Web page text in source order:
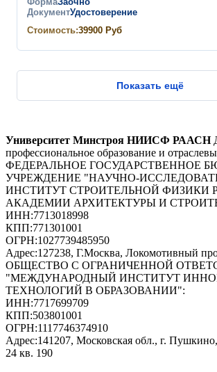
ФормаЗаочно
ДокументУдостоверение
Стоимость:39900 Руб
Показать ещё
Университет Минстроя НИИСФ РААСН
профессиональное образование и
ФЕДЕРАЛЬНОЕ ГОСУДАРСТВЕННОЕ
УЧРЕЖДЕНИЕ "НАУЧНО-
ИНСТИТУТ СТРОИТЕЛЬНОЙ ФИЗИКИ
АКАДЕМИИ АРХИТЕКТУРЫ И
ИНН:7713018998
КПП:771301001
ОГРН:1027739485950
Адрес:127238, Г.Москва, Локомотивный
ОБЩЕСТВО С ОГРАНИЧЕННОЙ
"МЕЖДУНАРОДНЫЙ ИНСТИТУТ
ТЕХНОЛОГИЙ В ОБРАЗОВАНИИ":
ИНН:7717699709
КПП:503801001
ОГРН:1117746374910
Адрес:141207, Московская обл., г.
24 кв. 190